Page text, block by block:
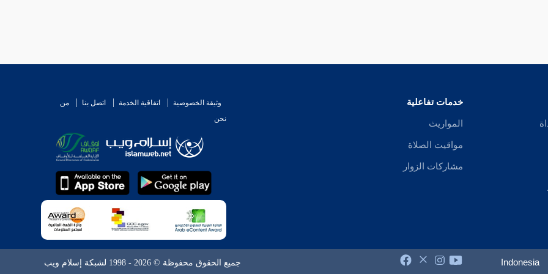
خدمات تفاعلية
المواريث
مواقيت الصلاة
مشاركات الزوار
وثيقة الخصوصية اتفاقية الخدمة اتصل بنا
من
نحن
Indonesia جميع الحقوق محفوظة © 2026 - 1998 لشبكة إسلام ويب